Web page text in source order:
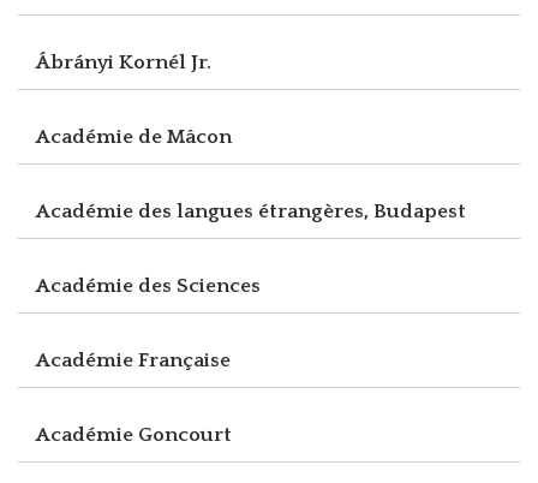
Ábrányi Kornél Jr.
Académie de Mâcon
Académie des langues étrangères, Budapest
Académie des Sciences
Académie Française
Académie Goncourt